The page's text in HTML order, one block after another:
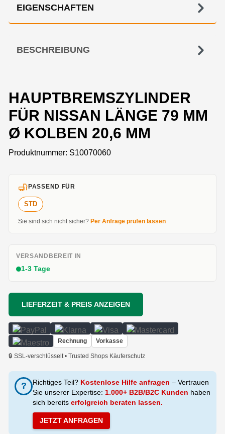
EIGENSCHAFTEN
BESCHREIBUNG
HAUPTBREMSZYLINDER
FÜR NISSAN LÄNGE 79 MM
Ø KOLBEN 20,6 MM
Produktnummer: S10070060
PASSEND FÜR
STD
Sie sind sich nicht sicher? Per Anfrage prüfen lassen
VERSANDBEREIT IN
1-3 Tage
LIEFERZEIT & PREIS ANZEIGEN
Rechnung Vorkasse
🔒 SSL-verschlüsselt • Trusted Shops Käuferschutz
? Richtiges Teil? Kostenlose Hilfe anfragen – Vertrauen
Sie unserer Expertise: 1.000+ B2B/B2C Kunden haben
sich bereits erfolgreich beraten lassen.
JETZT ANFRAGEN